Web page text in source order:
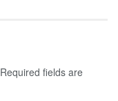
Required fields are